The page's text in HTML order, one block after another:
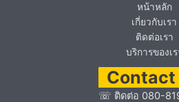
หน้าหลัก
เกี่ยวกับเรา
ติดต่อเรา
บริการของเร
Contact
☏ ติดต่อ 080-